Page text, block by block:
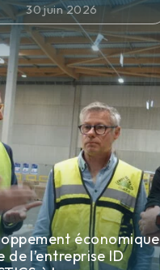
30 juin 2026
économique
de l’entreprise ID